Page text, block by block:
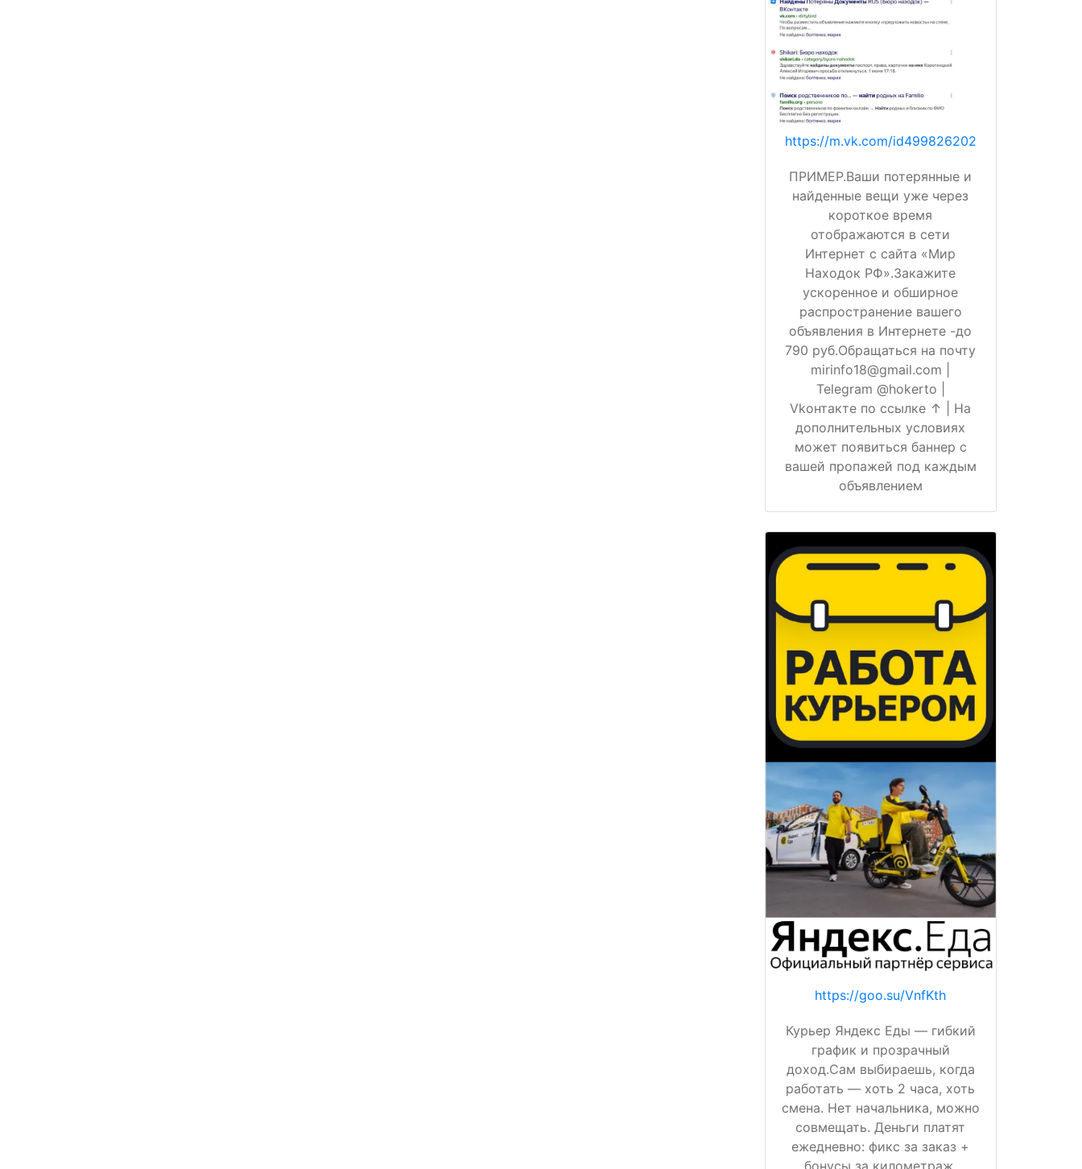
https://m.vk.com/id499826202
ПРИМЕР.Ваши потерянные и
найденные вещи уже через
короткое время
отображаются в сети
Интернет с сайта «Мир
Находок РФ».Закажите
ускоренное и обширное
распространение вашего
объявления в Интернете -до
790 руб.Обращаться на почту
mirinfo18@gmail.com |
Telegram @hokerto |
Vkонтакте по ссылке ↑ | На
дополнительных условиях
может появиться баннер с
вашей пропажей под каждым
объявлением
https://goo.su/VnfKth
Курьер Яндекс Еды — гибкий
график и прозрачный
доход.Сам выбираешь, когда
работать — хоть 2 часа, хоть
смена. Нет начальника, можно
совмещать. Деньги платят
ежедневно: фикс за заказ +